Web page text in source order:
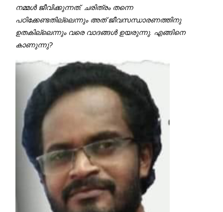
നമ്മൾ ജീവിക്കുന്നത്. ചരിത്രം തന്നെ
പഠിക്കേണ്ടതില്ലെന്നും അത് ജീവസന്ധാരണത്തിനു
ഉതകില്ലെന്നും വരെ വാദങ്ങൾ ഉയരുന്നു. എങ്ങിനെ
കാണുന്നു?